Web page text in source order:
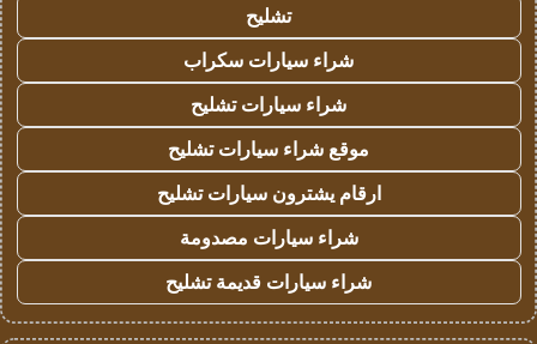
تشليح
شراء سيارات سكراب
شراء سيارات تشليح
موقع شراء سيارات تشليح
ارقام يشترون سيارات تشليح
شراء سيارات مصدومة
شراء سيارات قديمة تشليح